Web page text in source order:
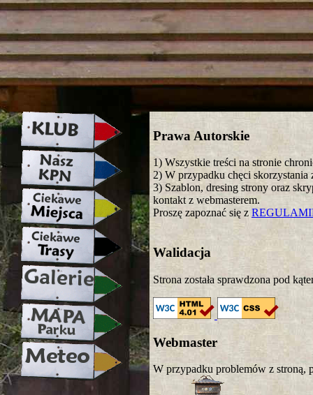
strona w naprawie zapraszamy
Prawa Autorskie
1) Wszystkie treści na stronie
2) W przypadku chęci skorzystania
3) Szablon, dresing strony oraz
kontakt z webmasterem.
Proszę zapoznać się z
Walidacja
Strona została sprawdzona pod
Webmaster
W przypadku problemów z stroną,